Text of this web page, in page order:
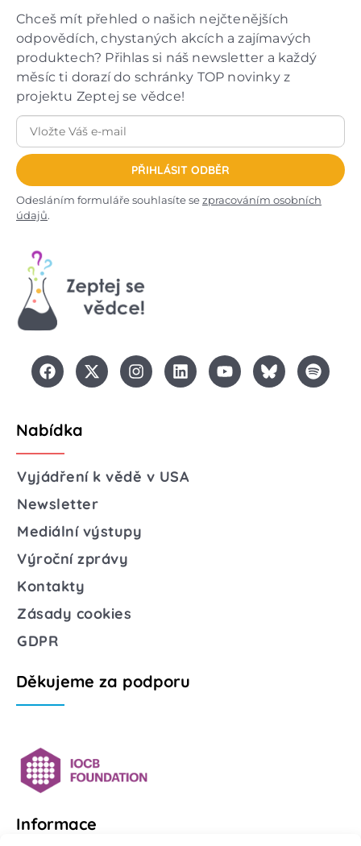
Chceš mít přehled o našich nejčtenějších
odpovědích, chystaných akcích a zajímavých
produktech? Přihlas si náš newsletter a každý
měsíc ti dorazí do schránky TOP novinky z
projektu Zeptej se vědce!
PŘIHLÁSIT ODBĚR
Odesláním formuláře souhlasíte sezpracováním osobních
údajů.
Nabídka
Vyjádření k vědě v USA
Newsletter
Mediální výstupy
Výroční zprávy
Kontakty
Zásady cookies
GDPR
Děkujeme za podporu
Informace